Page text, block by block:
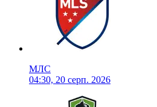
МЛС
04:30, 20 серп. 2026